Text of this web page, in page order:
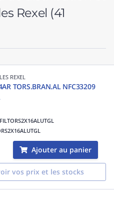
Rexel (41
REXEL
TORS.BRAN.AL NFC33209
FILTORS2X16ALUTGL
Ajouter au panier
vos prix et les stocks